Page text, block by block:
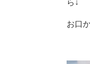
ら↓
お口